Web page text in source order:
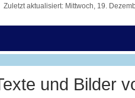
Zuletzt aktualisiert: Mittwoch, 19.
und Bilder